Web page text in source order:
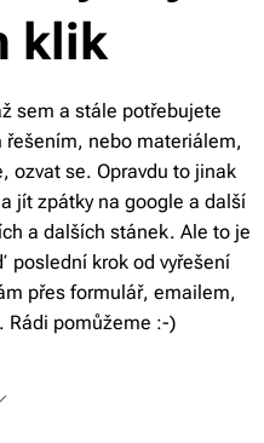
klik
sem a stále potřebujete
řešením, nebo materiálem,
ozvat se. Opravdu to jinak
jít zpátky na google a další
a dalších stánek. Ale to je
poslední krok od vyřešení
přes formulář, emailem,
Rádi pomůžeme :-)